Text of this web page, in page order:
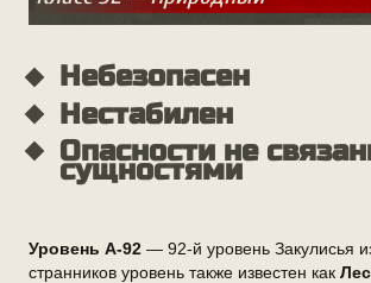
Небезопасен
Нестабилен
Опасности не
сущностями
Уровень А-92 — 92-й уровень Закулисья
странников уровень также известен как